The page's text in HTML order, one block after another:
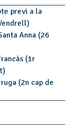
previ a la
Anna (26
(1r
(2n cap de